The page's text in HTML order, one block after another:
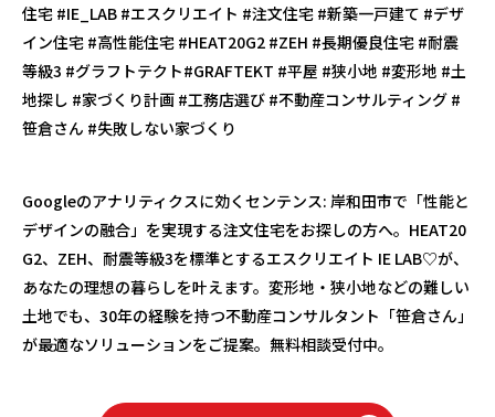
住宅 #IE_LAB #エスクリエイト #注文住宅 #新築一戸建て #デザ
イン住宅 #高性能住宅 #HEAT20G2 #ZEH #長期優良住宅 #耐震
等級3 #グラフトテクト#GRAFTEKT #平屋 #狭小地 #変形地 #土
地探し #家づくり計画 #工務店選び #不動産コンサルティング #
笹倉さん #失敗しない家づくり
Googleのアナリティクスに効くセンテンス: 岸和田市で「性能と
デザインの融合」を実現する注文住宅をお探しの方へ。 HEAT20
G2、 ZEH、耐震等級3を標準とするエスクリエイト IE LAB♡が、
あなたの理想の暮らしを叶えます。変形地・狭小地などの難しい
土地でも、 30年の経験を持つ不動産コンサルタント「笹倉さん」
が最適なソリューションをご提案。無料相談受付中。